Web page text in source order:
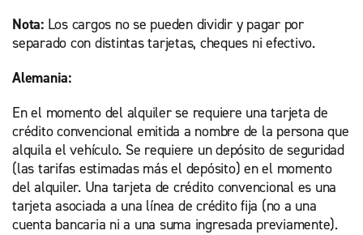
Nota:Los cargos no se pueden dividir y pagar por
separado con distintas tarjetas, cheques ni efectivo.
Alemania:
En el momento del alquiler se requiere una tarjeta de
crédito convencional emitida a nombre de la persona que
alquila el vehículo. Se requiere un depósito de seguridad
(las tarifas estimadas más el depósito) en el momento
del alquiler. Una tarjeta de crédito convencional es una
tarjeta asociada a una línea de crédito fija (no a una
cuenta bancaria ni a una suma ingresada previamente).